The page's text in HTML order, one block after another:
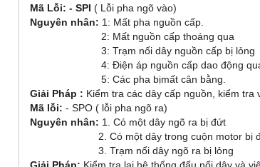
Mã Lỗi: - SPI ( Lỗi pha ngõ vào)
Nguyên nhân: 1: Mất pha nguồn cấp.
2: Mất nguồn cấp thoáng qua
3: Trạm nối dây nguồn cấp bị lỏng
4: Điện áp nguồn cấp dao động quá
5: Các pha bịmất cân bằng.
Giải Pháp : Kiểm tra các dây cấp nguồn, kiểm tra
Mã lỗi: - SPO ( lỗi pha ngõ ra)
Nguyên nhân: 1. Có một dây ngõ ra bị đứt
2. Có một dây trong cuộn motor bị
3. Trạm nối dây ngõ ra bị lỏng